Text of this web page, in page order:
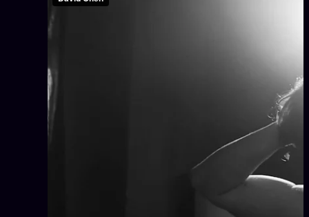
Oracle Couples
Oracle Sigil Sonore
Oracle Parfum
Oracle Anniversaire